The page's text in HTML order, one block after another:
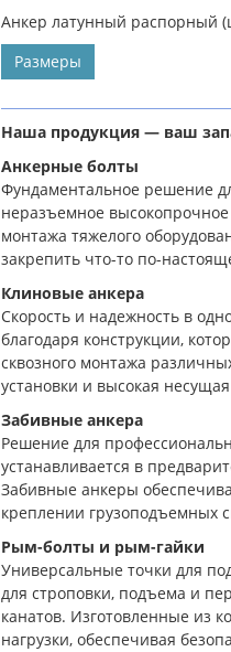
Анкер латунный распорный
Размеры
Наша продукция — ваш
Анкерные болты
Фундаментальное решение
неразъемное
монтажа тяжелого
закрепить что-то по-
Клиновые анкера
Скорость и надежность в
благодаря конструкции,
сквозного монтажа
установки и высокая
Забивные анкера
Решение для
устанавливается в
Забивные анкеры
креплении грузоподъемных
Рым-болты и рым-гайки
Универсальные точки для
для строповки, подъема и
канатов. Изготовленные из
нагрузки, обеспечивая